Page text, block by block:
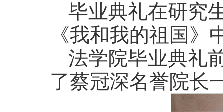
毕业典礼在研究
《我和我的祖国》
法学院毕业典礼
了蔡冠深名誉院长